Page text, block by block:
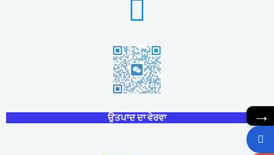
ਉਤਪਾਦ ਦਾ ਵੇਰਵਾ →